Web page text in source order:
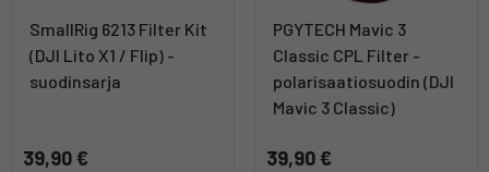
SmallRig 6213 Filter Kit
(DJI Lito X1 / Flip) -
suodinsarja
39,90 €
PGYTECH Mavic 3
Classic CPL Filter -
polarisaatiosuodin (DJI
Mavic 3 Classic)
39,90 €